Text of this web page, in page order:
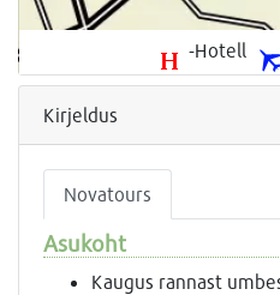
-Hotell
Kirjeldus
Novatours
Asukoht
Kaugus rannast